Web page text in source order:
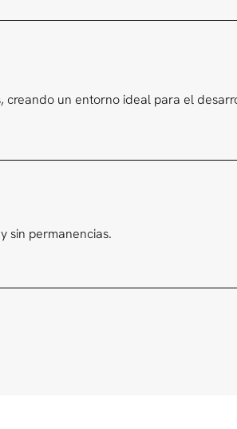
creando un entorno ideal para el
sin permanencias.